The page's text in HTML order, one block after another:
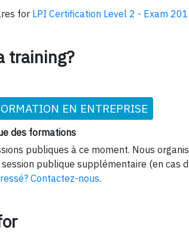
for LPI Certification Level 2 - Exam 201
training?
EN ENTREPRISE
des formations
publiques à ce moment. Nous
publique supplémentaire (en cas
Contactez-nous.